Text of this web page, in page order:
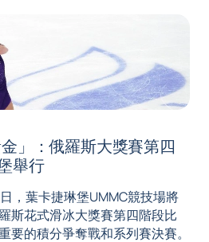
」：俄羅斯大獎賽第四
舉行
，葉卡捷琳堡UMMC競技場將
斯花式滑冰大獎賽第四階段比
要的積分爭奪戰和系列賽決賽。